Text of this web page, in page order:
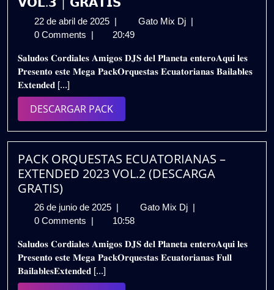
22 de abril de 2025 22
de
de
2025
| Gato Mix Dj 𝗣𝗔𝗖𝗞
𝗕𝗔𝗜𝗟𝗔𝗕𝗟𝗘𝗦
𝗘𝗫𝗧𝗘𝗡𝗗𝗘𝗗
𝗚𝗥𝗔𝗧𝗜𝗦
|
0 Comments | 20:49
𝐒𝐚𝐥𝐮𝐝𝐨𝐬 𝐂𝐨𝐫𝐝𝐢𝐚𝐥𝐞𝐬 𝐀𝐦𝐢𝐠𝐨𝐬 𝐃𝐉𝐒 𝐝𝐞𝐥 𝐏𝐥𝐚𝐧𝐞𝐭𝐚 𝐞𝐧𝐭𝐞𝐫𝐨𝐀𝐪𝐮𝐢 𝐥𝐞𝐬
𝐏𝐫𝐞𝐬𝐞𝐧𝐭𝐨 𝐞𝐬𝐭𝐞 𝐌𝐞𝐠𝐚 𝐏𝐚𝐜𝐤𝐎𝐫𝐪𝐮𝐞𝐬𝐭𝐚𝐬 𝐄𝐜𝐮𝐚𝐭𝐨𝐫𝐢𝐚𝐧𝐚𝐬 𝐁𝐚𝐢𝐥𝐚𝐛𝐥𝐞𝐬
𝐄𝐱𝐭𝐞𝐧𝐝𝐞𝐝 [...]
DESCARGAR PACKDESCARGAR
PACK
PACK ORQUESTAS ECUATORIANAS –
EXTENDED 2023 VOL.2 (DESCARGA
GRATIS)
26 de junio de 2025 26
de
de
2025
| Gato Mix Dj PACK
–
EXTENDED
|
0 Comments | 10:58
𝐒𝐚𝐥𝐮𝐝𝐨𝐬 𝐂𝐨𝐫𝐝𝐢𝐚𝐥𝐞𝐬 𝐀𝐦𝐢𝐠𝐨𝐬 𝐃𝐉𝐒 𝐝𝐞𝐥 𝐏𝐥𝐚𝐧𝐞𝐭𝐚 𝐞𝐧𝐭𝐞𝐫𝐨𝐀𝐪𝐮𝐢 𝐥𝐞𝐬
𝐏𝐫𝐞𝐬𝐞𝐧𝐭𝐨 𝐞𝐬𝐭𝐞 𝐌𝐞𝐠𝐚 𝐏𝐚𝐜𝐤𝐎𝐫𝐪𝐮𝐞𝐬𝐭𝐚𝐬 𝐄𝐜𝐮𝐚𝐭𝐨𝐫𝐢𝐚𝐧𝐚𝐬 𝐅𝐮𝐥𝐥
𝐁𝐚𝐢𝐥𝐚𝐛𝐥𝐞𝐬𝐄𝐱𝐭𝐞𝐧𝐝𝐞𝐝 [...]